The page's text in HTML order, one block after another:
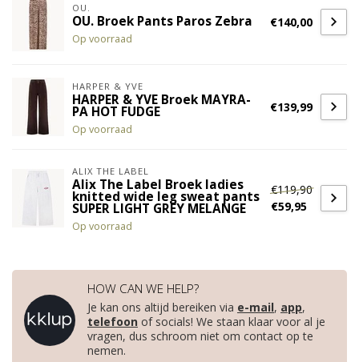
OU.
OU. Broek Pants Paros Zebra
Op voorraad
€140,00
HARPER & YVE
HARPER & YVE Broek MAYRA-
PA HOT FUDGE
Op voorraad
€139,99
ALIX THE LABEL
Alix The Label Broek ladies
knitted wide leg sweat pants
SUPER LIGHT GREY MELANGE
Op voorraad
€119,90
€59,95
HOW CAN WE HELP?
Je kan ons altijd bereiken via e-mail, app,
telefoon of socials! We staan klaar voor al je
vragen, dus schroom niet om contact op te
nemen.